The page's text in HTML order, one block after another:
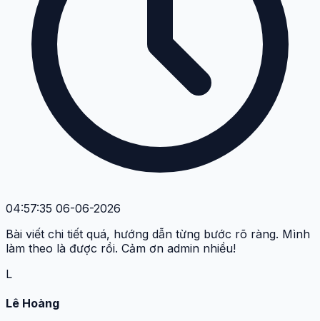
04:57:35 06-06-2026
Bài viết chi tiết quá, hướng dẫn từng bước rõ ràng. Mình
làm theo là được rồi. Cảm ơn admin nhiều!
L
Lê Hoàng